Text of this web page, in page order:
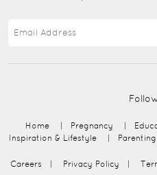
Home Pregnancy
Inspiration & Lifestyle
Parenting
Careers Privacy Policy